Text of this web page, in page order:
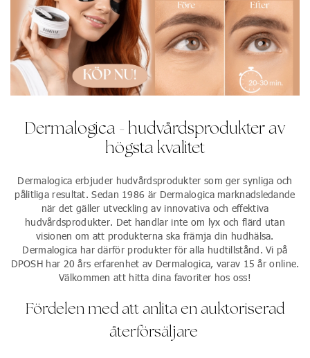
Dermalogica - hudvårdsprodukter av
högsta kvalitet
Dermalogica erbjuder hudvårdsprodukter som ger synliga och
pålitliga resultat. Sedan 1986 är Dermalogica marknadsledande
när det gäller utveckling av innovativa och effektiva
hudvårdsprodukter. Det handlar inte om lyx och flärd utan
visionen om att produkterna ska främja din hudhälsa.
Dermalogica har därför produkter för alla hudtillstånd. Vi på
DPOSH har 20 års erfarenhet av Dermalogica, varav 15 år online.
Välkommen att hitta dina favoriter hos oss!
Fördelen med att anlita en auktoriserad
återförsäljare